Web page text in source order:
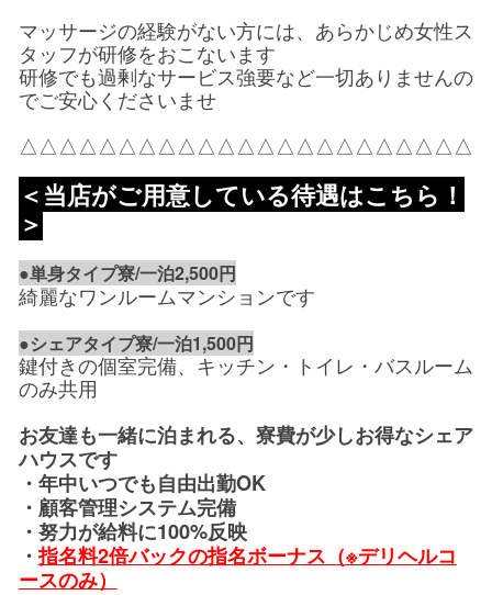
マッサージの経験がない方には、あらかじめ女性ス
タッフが研修をおこないます
研修でも過剰なサービス強要など一切ありませんの
でご安心くださいませ
△△△△△△△△△△△△△△△△△△△△△△△
＜当店がご用意している待遇はこちら！
＞
●単身タイプ寮/一泊2,500円
綺麗なワンルームマンションです
●シェアタイプ寮/一泊1,500円
鍵付きの個室完備、キッチン・トイレ・バスルーム
のみ共用
お友達も一緒に泊まれる、寮費が少しお得なシェア
ハウスです
・年中いつでも自由出勤OK
・顧客管理システム完備
・努力が給料に100%反映
・指名料2倍バックの指名ボーナス（※デリヘルコ
ースのみ）